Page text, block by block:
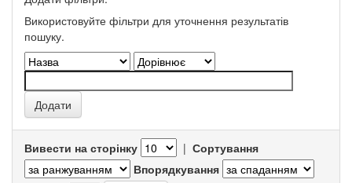
Використовуйте фільтри для уточнення результатів
пошуку.
Вивести на сторінку | Сортування
Впорядкування